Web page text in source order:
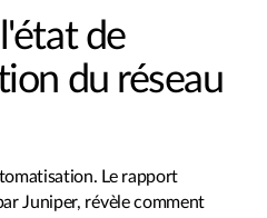
de
du réseau
Le rapport
Juniper, révèle comment